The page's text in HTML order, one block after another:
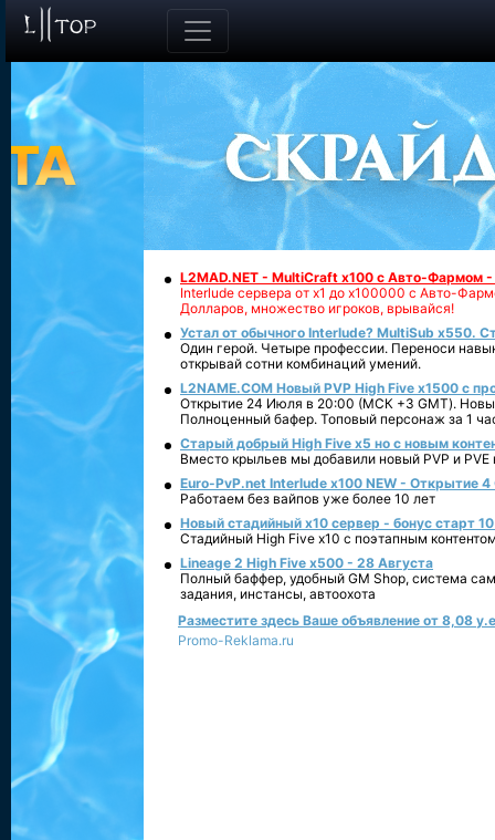
L2MAD.NET - MultiCraft x100 с Авто-Фармом
Interlude сервера от х1 до х100000 с Авто-
Долларов, множество игроков, врывайся!
Устал от обычного Interlude? MultiSub x550.
Один герой. Четыре профессии. Переноси
открывай сотни комбинаций умений.
L2NAME.COM Новый PVP High Five x1500 с
Открытие 24 Июля в 20:00 (МСК +3 GMT).
Полноценный бафер. Топовый персонаж за 1
Старый добрый High Five x5 но с новым
Вместо крыльев мы добавили новый PVP и PVE
Euro-PvP.net Interlude х100 NEW - Открытие 4
Работаем без вайпов уже более 10 лет
Новый стадийный х10 сервер - бонус старт
Стадийный High Five x10 с поэтапным
Lineage 2 High Five x500 - 28 Августа
Полный баффер, удобный GM Shop, система
задания, инстансы, автоохота
Разместите здесь Ваше объявление от 8,08
Promo-Reklama.ru